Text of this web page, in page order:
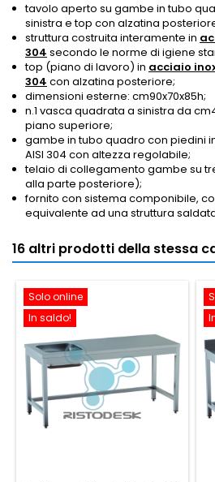
tavolo aperto su gambe in tubo
sinistra e top con alzatina
struttura costruita interamente in
304 secondo le norme di igiene
top (piano di lavoro) in acciaio
304 con alzatina posteriore;
dimensioni esterne: cm90x70x85h;
n.1 vasca quadrata a sinistra da
piano superiore;
gambe in tubo quadro con piedini
AISI 304 con altezza regolabile;
telaio di collegamento gambe su
alla parte posteriore);
fornito con sistema componibile,
equivalente ad una struttura
16 altri prodotti della stessa
Solo online
In saldo!